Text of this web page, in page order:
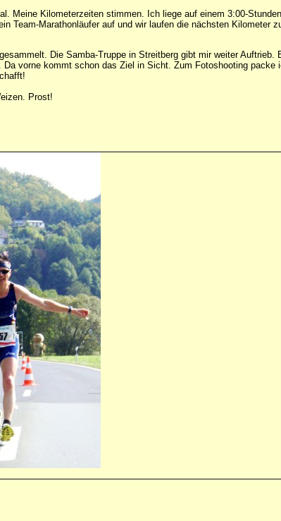
Meine Kilometerzeiten stimmen. Ich liege auf einem 3:00-
Team-Marathonläufer auf und wir laufen die nächsten
Die Samba-Truppe in Streitberg gibt mir weiter
Da vorne kommt schon das Ziel in Sicht. Zum Fotoshooting
Prost!